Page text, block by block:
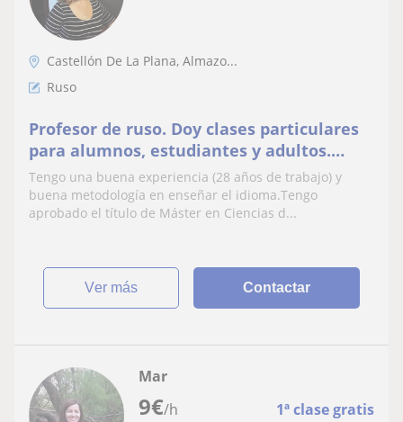
Castellón De La Plana, Almazo...
Ruso
Profesor de ruso. Doy clases particulares
para alumnos, estudiantes y adultos.
Tengo buena experiencia y metodología
Tengo una buena experiencia (28 años de trabajo) y
buena metodología en enseñar el idioma.Tengo
aprobado el título de Máster en Ciencias d...
ver más Contactar
9€/h 1ª clase gratis
Mar